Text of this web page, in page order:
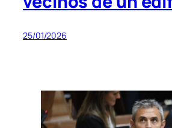
25/01/2026